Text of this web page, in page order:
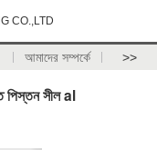
CO.,LTD
আমাদের সম্পর্কে >>
পিস্তন সীল al